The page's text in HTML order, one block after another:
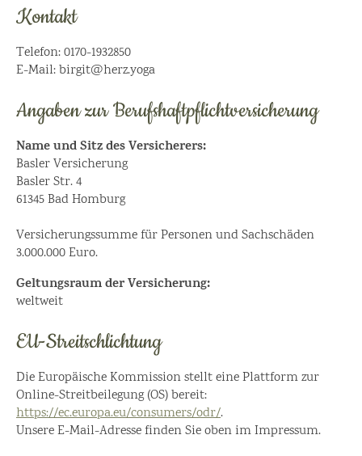
Kontakt
Telefon: 0170-1932850
E-Mail: birgit@herz.yoga
Angaben zur Berufs­haftpflicht­versicherung
Name und Sitz des Versicherers:
Basler Versicherung
Basler Str. 4
61345 Bad Homburg
Versicherungssumme für Personen und Sachschäden
3.000.000 Euro.
Geltungsraum der Versicherung:
weltweit
EU-Streitschlichtung
Die Europäische Kommission stellt eine Plattform zur
Online-Streitbeilegung (OS) bereit:
https://ec.europa.eu/consumers/odr/.
Unsere E-Mail-Adresse finden Sie oben im Impressum.